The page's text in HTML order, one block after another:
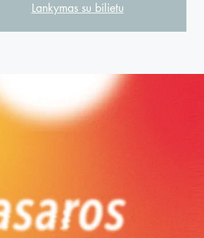
Lankymas su bilietu